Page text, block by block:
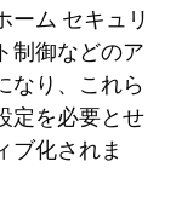
ム セキュリ
制御などのア
なり、これら
定を必要とせ
ブ化されま